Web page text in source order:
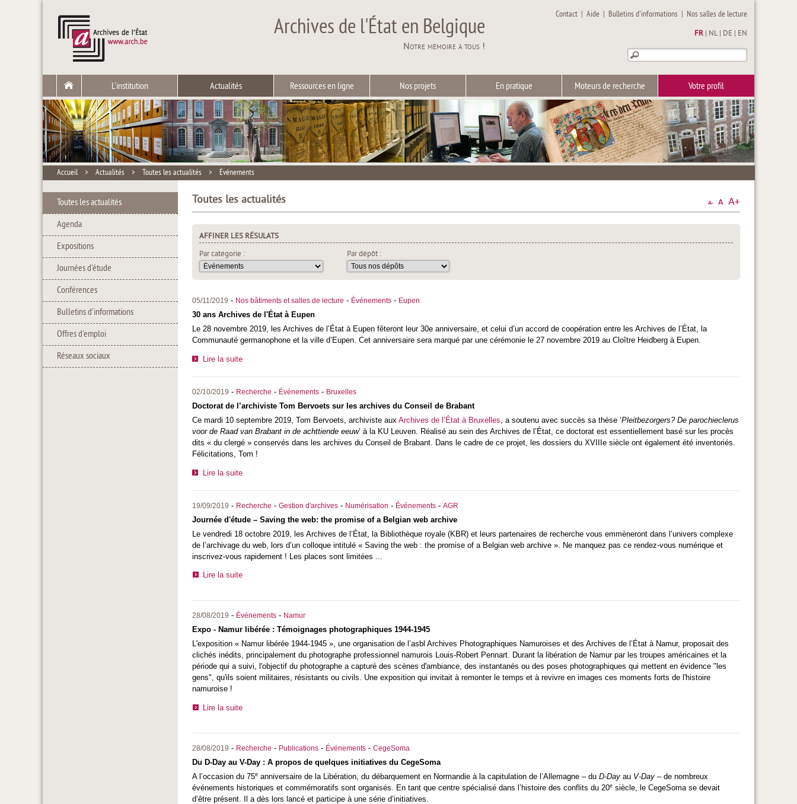
Archives de l'État en Belgique
Notre mémoire à tous !
Contact |Aide | Bulletins d'informations | Nos salles de lecture
FR NL| DE EN
L'institution Actualités Ressources en ligne Nos projets En pratique Moteurs de recherche Votre profil
Accueil > Actualités > Toutes les actualités > Événements
Toutes les actualités
Agenda
Expositions
Journées d'étude
Conférences
Bulletins d'informations
Offres d'emploi
Réseaux sociaux
Toutes les actualités
AFFINER LES RÉSULATS
Par catégorie :
Par dépôt :
05/11/2019 - Nos bâtiments et salles de lecture - Événements - Eupen
30 ans Archives de l'État à Eupen
Le 28 novembre 2019, les Archives de l’État à Eupen fêteront leur 30e anniversaire, et celui d’un accord de coopération entre les Archives de l’État, la
Communauté germanophone et la ville d’Eupen. Cet anniversaire sera marqué par une cérémonie le 27 novembre 2019 au Cloître Heidberg à Eupen.
Lire la suite
02/10/2019 - Recherche - Événements - Bruxelles
Doctorat de l’archiviste Tom Bervoets sur les archives du Conseil de Brabant
Ce mardi 10 septembre 2019, Tom Bervoets, archiviste aux Archives de l’État à Bruxelles , a soutenu avec succès sa thèse ‘Pleitbezorgers? De parochieclerus
voor de Raad van Brabant in de achttiende eeuw’ à la KU Leuven. Réalisé au sein des Archives de l’État, ce doctorat est essentiellement basé sur les procès
dits « du clergé » conservés dans les archives du Conseil de Brabant. Dans le cadre de ce projet, les dossiers du XVIIIe siècle ont également été inventoriés.
Félicitations, Tom !
Lire la suite
19/09/2019 - Recherche - Gestion d'archives - Numérisation - Événements - AGR
Journée d'étude – Saving the web: the promise of a Belgian web archive
Le vendredi 18 octobre 2019, les Archives de l’État, la Bibliothèque royale (KBR) et leurs partenaires de recherche vous emmèneront dans l’univers complexe
de l’archivage du web, lors d’un colloque intitulé « Saving the web : the promise of a Belgian web archive ». Ne manquez pas ce rendez-vous numérique et
inscrivez-vous rapidement ! Les places sont limitées ...
Lire la suite
28/08/2019 - Événements - Namur
Expo - Namur libérée : Témoignages photographiques 1944-1945
L'exposition « Namur libérée 1944-1945 », une organisation de l’asbl Archives Photographiques Namuroises et des Archives de l’État à Namur, proposait des
clichés inédits, principalement du photographe professionnel namurois Louis-Robert Pennart. Durant la libération de Namur par les troupes américaines et la
période qui a suivi, l'objectif du photographe a capturé des scènes d'ambiance, des instantanés ou des poses photographiques qui mettent en évidence "les
gens", qu'ils soient militaires, résistants ou civils. Une exposition qui invitait à remonter le temps et à revivre en images ces moments forts de l'histoire
namuroise !
Lire la suite
28/08/2019 - Recherche - Publications - Événements - CegeSoma
Du D-Day au V-Day : A propos de quelques initiatives du CegeSoma
A l’occasion du 75e anniversaire de la Libération, du débarquement en Normandie à la capitulation de l’Allemagne – du D-Day au V-Day – de nombreux
événements historiques et commémoratifs sont organisés. En tant que centre spécialisé dans l’histoire des conflits du 20e siècle, le CegeSoma se devait
d’être présent. Il a dès lors lancé et participe à une série d’initiatives.